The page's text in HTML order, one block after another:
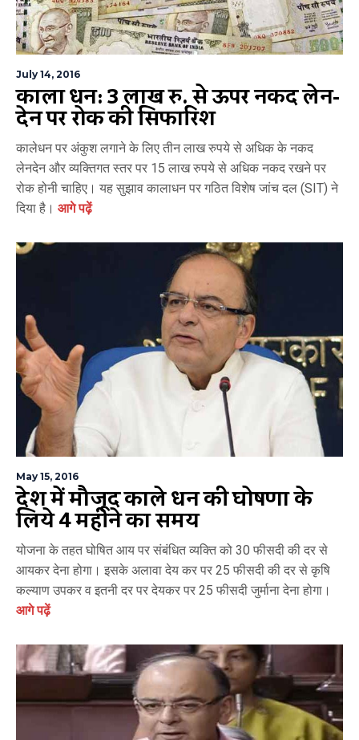
July 14, 2016
काला धन: 3 लाख रु. से ऊपर नकद लेन-
देन पर रोक की सिफारिश
कालेधन पर अंकुश लगाने के लिए तीन लाख रुपये से अधिक के नकद
लेनदेन और व्यक्तिगत स्तर पर 15 लाख रुपये से अधिक नकद रखने पर
रोक होनी चाहिए। यह सुझाव कालाधन पर गठित विशेष जांच दल (SIT) ने
दिया है। आगे पढ़ें
May 15, 2016
देश में मौजूद काले धन की घोषणा के
लिये 4 महीने का समय
योजना के तहत घोषित आय पर संबंधित व्यक्ति को 30 फीसदी की दर से
आयकर देना होगा। इसके अलावा देय कर पर 25 फीसदी की दर से कृषि
कल्याण उपकर व इतनी दर पर देयकर पर 25 फीसदी जुर्माना देना होगा।
आगे पढ़ें